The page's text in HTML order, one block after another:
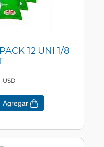
12 UNI 1/8
USD
Agregar